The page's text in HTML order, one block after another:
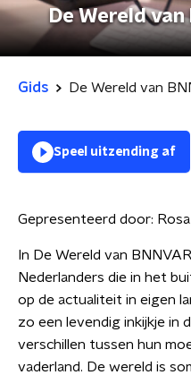
De Wereld van
Gids De Wereld van
Speel uitzending af
Gepresenteerd door:
In De Wereld van
Nederlanders die in het
op de actualiteit in eigen
zo een levendig inkijkje in
verschillen tussen hun
vaderland. De wereld is